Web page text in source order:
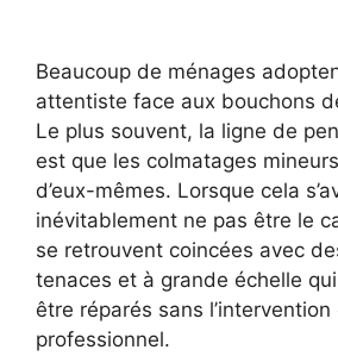
Beaucoup de ménages
attentiste face aux bouchons
Le plus souvent, la ligne de
est que les colmatages
d’eux-mêmes. Lorsque cela
inévitablement ne pas être le
se retrouvent coincées avec
tenaces et à grande échelle
être réparés sans l’intervention
professionnel.